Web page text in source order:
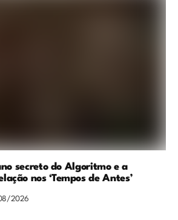
secreto do Algoritmo e a
nos ‘Tempos de Antes’
2026